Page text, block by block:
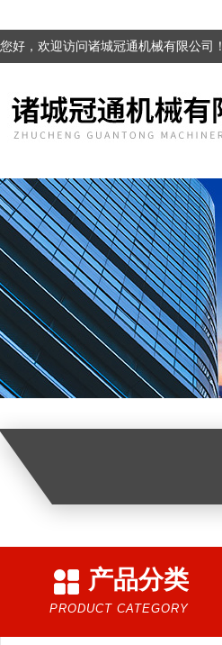
您好，欢迎访问诸城冠通机械有限公司！
产品分类
PRODUCT CATEGORY